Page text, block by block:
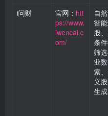
i问财 官网： htt
ps://www.
iwencai.c
om/
自
智
股
条
筛
业
索
义
生成